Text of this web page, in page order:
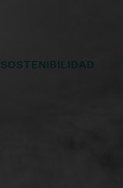
SOSTENIBILIDAD